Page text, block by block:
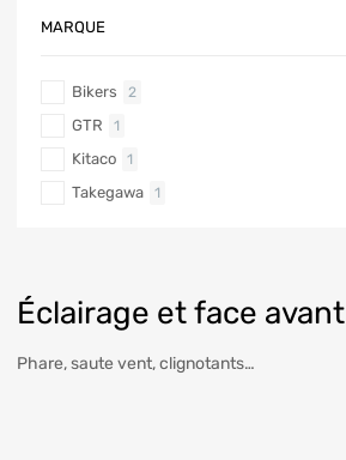
Éclairage et face avant
Phare, saute vent, clignotants…
MARQUE
Bikers 2
GTR 1
Kitaco 1
Takegawa 1